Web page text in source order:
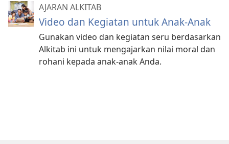
AJARAN ALKITAB
Video dan Kegiatan untuk Anak-Anak
Gunakan video dan kegiatan seru berdasarkan
Alkitab ini untuk mengajarkan nilai moral dan
rohani kepada anak-anak Anda.